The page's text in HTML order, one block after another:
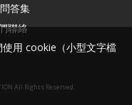
答集
聯絡
All Rights Reserved.
用 cookie（小型文字檔